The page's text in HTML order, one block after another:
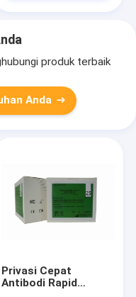
produk terbaik
Anda
Privasi Cepat
Antibodi Rapid